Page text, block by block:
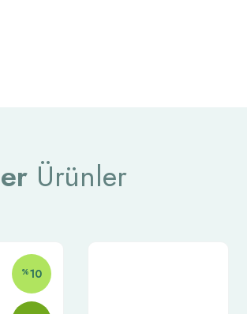
Ürünler
%10